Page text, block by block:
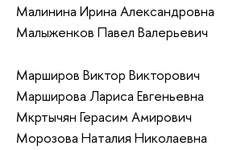
Малинина Ирина Александровна
Малыженков Павел Валерьевич
Марширов Виктор Викторович
Марширова Лариса Евгеньевна
Мкртычян Герасим Амирович
Морозова Наталия Николаевна